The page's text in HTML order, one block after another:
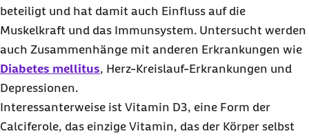
beteiligt und hat damit auch Einfluss auf die
Muskelkraft und das Immunsystem. Untersucht werden
auch Zusammenhänge mit anderen Erkrankungen wie
Diabetes mellitus, Herz-Kreislauf-Erkrankungen und
Depressionen.
Interessanterweise ist Vitamin D3, eine Form der
Calciferole, das einzige Vitamin, das der Körper selbst